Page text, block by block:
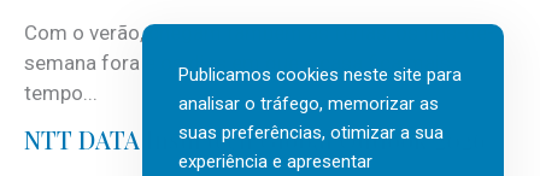
Com o verão, chegam também as férias, os fins-de-
semana fora e os dias em que a casa fica mais
tempo...
NTT DATA Insurtech Global Outlook 2026
Publicamos cookies neste site para
analisar o tráfego, memorizar as
suas preferências, otimizar a sua
experiência e apresentar